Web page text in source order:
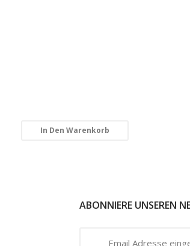
In Den Warenkorb
ABONNIERE UNSEREN